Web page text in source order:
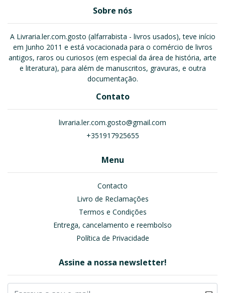
Sobre nós
A Livraria.ler.com.gosto (alfarrabista - livros usados), teve início
em Junho 2011 e está vocacionada para o comércio de livros
antigos, raros ou curiosos (em especial da área de história, arte
e literatura), para além de manuscritos, gravuras, e outra
documentação.
Contato
livraria.ler.com.gosto@gmail.com
+351917925655
Menu
Contacto
Livro de Reclamações
Termos e Condições
Entrega, cancelamento e reembolso
Política de Privacidade
Assine a nossa newsletter!